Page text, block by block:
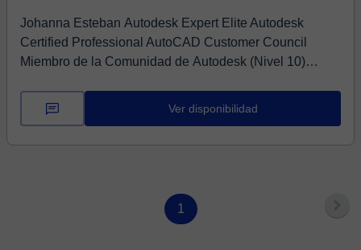
Johanna Esteban Autodesk Expert Elite Autodesk
Certified Professional AutoCAD Customer Council
Miembro de la Comunidad de Autodesk (Nivel 10)
Ver disponibilidad
1